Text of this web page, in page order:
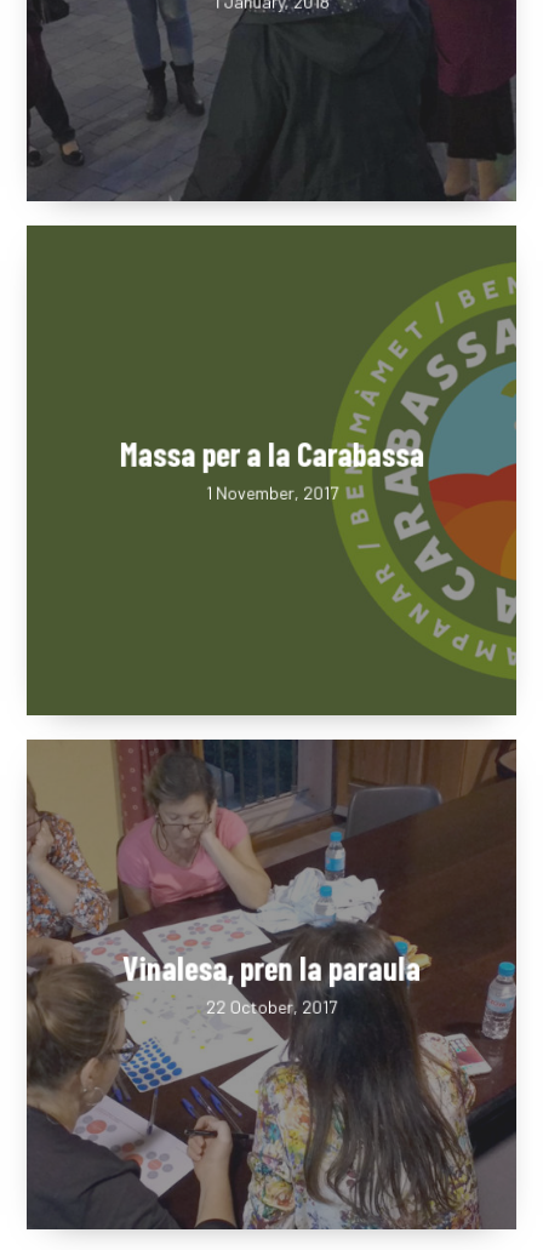
Gandia
1 January, 2018
Massa per a la Carabassa
Vinalesa, pren la paraula
22 October, 2017